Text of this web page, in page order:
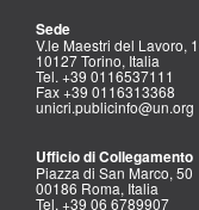
Sede
V.le Maestri del Lavoro,
10127 Torino, Italia
Tel. +39 0116537111
Fax +39 0116313368
unicri.publicinfo@un.org
Ufficio di Collegamento
Piazza di San Marco, 50
00186 Roma, Italia
Tel. +39 06 6789907